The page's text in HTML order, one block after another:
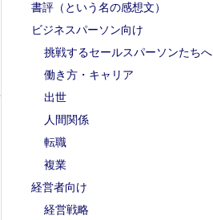
書評（という名の感想文）
ビジネスパーソン向け
挑戦するセールスパーソンたちへ
働き方・キャリア
出世
人間関係
転職
複業
経営者向け
経営戦略